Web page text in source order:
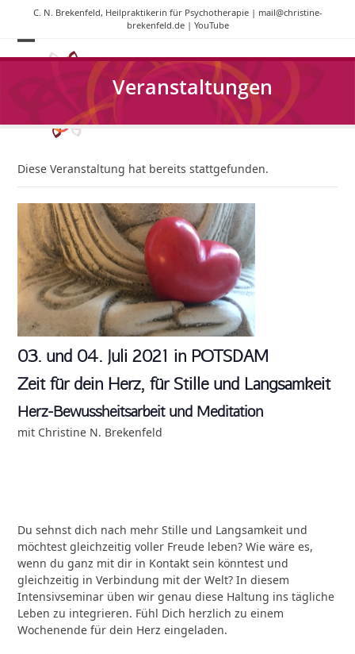
content
C. N. Brekenfeld, Heilpraktikerin für Psychotherapie | mail@christine-
brekenfeld.de| YouTube
Open
mobile
Close
mobile
Veranstaltungen
Diese Veranstaltung hat bereits stattgefunden.
03. und 04. Juli 2021 in POTSDAM
Zeit für dein Herz, für Stille und Langsamkeit
Herz-Bewussheitsarbeit und Meditation
mit Christine N. Brekenfeld
Du sehnst dich nach mehr Stille und Langsamkeit und
möchtest gleichzeitig voller Freude leben? Wie wäre es,
wenn du ganz mit dir in Kontakt sein könntest und
gleichzeitig in Verbindung mit der Welt? In diesem
Intensivseminar üben wir genau diese Haltung ins tägliche
Leben zu integrieren. Fühl Dich herzlich zu einem
Wochenende für dein Herz eingeladen.